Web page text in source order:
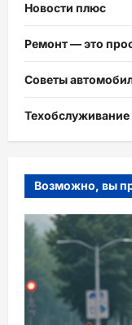
Новости плюс
Ремонт — это
Советы
Возможно, вы